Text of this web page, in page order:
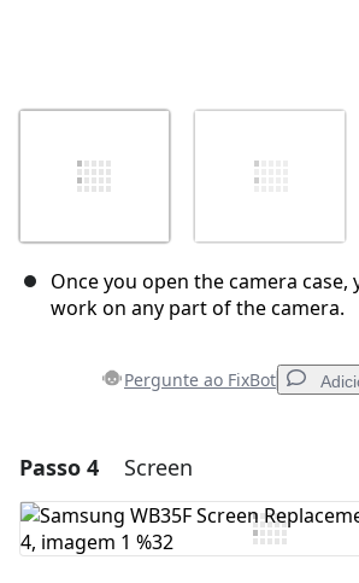
Once you open the camera case,
work on any part of the camera.
Pergunte ao FixBot
Adicionar um comentário
Comentar
Passo 4 Screen